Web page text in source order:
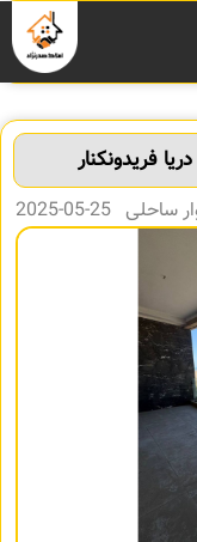
فریدونکنار
25-05-2025